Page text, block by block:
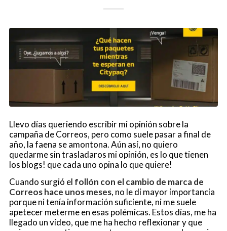
Llevo días queriendo escribir mi opinión sobre la
campaña de Correos, pero como suele pasar a final de
año, la faena se amontona. Aún así, no quiero
quedarme sin trasladaros mi opinión, es lo que tienen
los blogs! que cada uno opina lo que quiere!
Cuando surgió el follón con el cambio de marca de
Correos hace unos meses, no le di mayor importancia
porque ni tenía información suficiente, ni me suele
apetecer meterme en esas polémicas. Estos días, me ha
llegado un vídeo, que me ha hecho reflexionar y que